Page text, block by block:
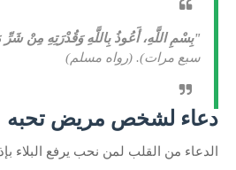
"بِسْمِ اللَّهِ، أَعُوذُ بِاللَّهِ وَقُدْرَتِهِ مِنْ شَرِّ
سبع مرات). (رواه مسلم)
دعاء لشخص مريض تحبه
الدعاء من القلب لمن نحب يرفع البلاء